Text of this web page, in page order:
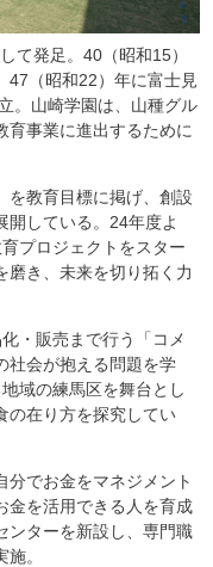
て発足。40（昭和15）
47（昭和22）年に富士見
。山崎学園は、山種グル
育事業に進出するために
を教育目標に掲げ、創設
開している。24年度よ
プロジェクトをスター
磨き、未来を切り拓く力
・販売まで行う「コメ
社会が抱える問題を学
域の練馬区を舞台とし
の在り方を探究してい
分でお金をマネジメント
金を活用できる人を育成
ンターを新設し、専門職
。